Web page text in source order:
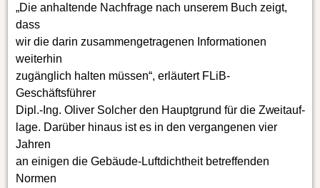
„Die anhaltende Nachfrage nach unserem Buch zeigt,
dass
wir die darin zusammengetragenen Informationen
weiterhin
zugänglich halten müssen“, erläutert FLiB-
Geschäftsführer
Dipl.-Ing. Oliver Solcher den Hauptgrund für die Zweitauf-
lage. Darüber hinaus ist es in den vergangenen vier
Jahren
an einigen die Gebäude-Luftdichtheit betreffenden
Normen